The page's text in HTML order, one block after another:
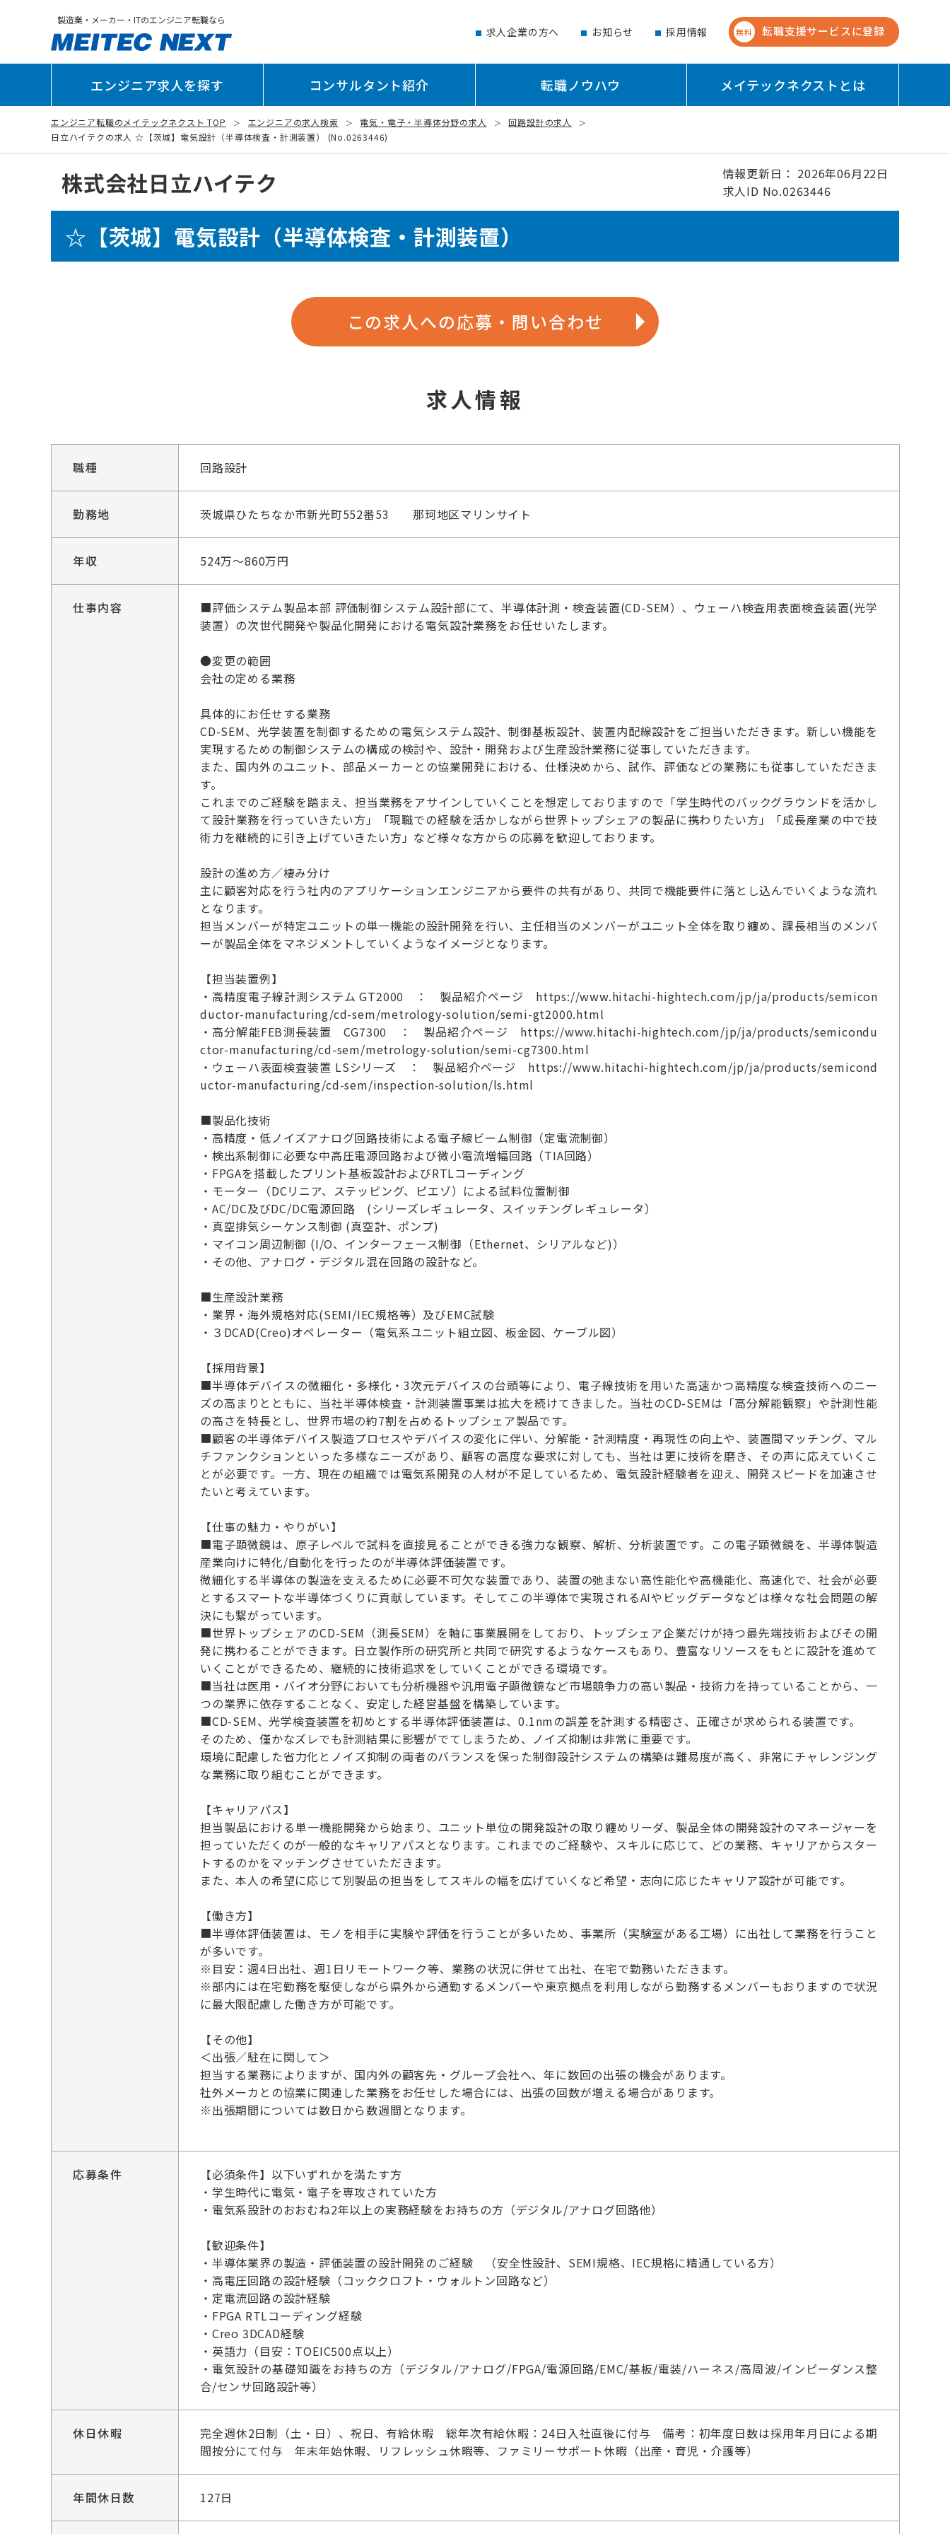
製造業・メーカー・ITのエンジニア転職なら
求人企業の方へ お知らせ 採用情報 無料 転職支援サービスに登録
エンジニア求人を探す コンサルタント紹介 転職ノウハウ メイテックネクストとは
エンジニア転職のメイテックネクスト TOP エンジニアの求人検索 電気・電子・半導体分野の求人
回路設計の求人
日立ハイテクの求人 ☆【茨城】電気設計（半導体検査・計測装置） (No.0263446)
株式会社日立ハイテク
情報更新日： 2026年06月22日
求人ID No.0263446
☆【茨城】電気設計（半導体検査・計測装置）
この求人への応募・問い合わせ
求人情報
職種 回路設計
勤務地 茨城県ひたちなか市新光町552番53 那珂地区マリンサイト
年収 524万～860万円
仕事内容
■評価システム製品本部 評価制御システム設計部にて、半導体計測・検査装置(CD-SEM）、ウェーハ検査用表面検査装置(光学
装置）の次世代開発や製品化開発における電気設計業務をお任せいたします。
●変更の範囲
会社の定める業務
具体的にお任せする業務
CD-SEM、光学装置を制御するための電気システム設計、制御基板設計、装置内配線設計をご担当いただきます。新しい機能を
実現するための制御システムの構成の検討や、設計・開発および生産設計業務に従事していただきます。
また、国内外のユニット、部品メーカーとの協業開発における、仕様決めから、試作、評価などの業務にも従事していただきま
す。
これまでのご経験を踏まえ、担当業務をアサインしていくことを想定しておりますので「学生時代のバックグラウンドを活かし
て設計業務を行っていきたい方」「現職での経験を活かしながら世界トップシェアの製品に携わりたい方」「成長産業の中で技
術力を継続的に引き上げていきたい方」など様々な方からの応募を歓迎しております。
設計の進め方／棲み分け
主に顧客対応を行う社内のアプリケーションエンジニアから要件の共有があり、共同で機能要件に落とし込んでいくような流れ
となります。
担当メンバーが特定ユニットの単一機能の設計開発を行い、主任相当のメンバーがユニット全体を取り纏め、課長相当のメンバ
ーが製品全体をマネジメントしていくようなイメージとなります。
【担当装置例】
・高精度電子線計測システム GT2000 ： 製品紹介ページ https://www.hitachi-hightech.com/jp/ja/products/semicon
ductor-manufacturing/cd-sem/metrology-solution/semi-gt2000.html
・高分解能FEB測長装置 CG7300 ： 製品紹介ページ https://www.hitachi-hightech.com/jp/ja/products/semicondu
ctor-manufacturing/cd-sem/metrology-solution/semi-cg7300.html
・ウェーハ表面検査装置 LSシリーズ ： 製品紹介ページ https://www.hitachi-hightech.com/jp/ja/products/semicond
uctor-manufacturing/cd-sem/inspection-solution/ls.html
■製品化技術
・高精度・低ノイズアナログ回路技術による電子線ビーム制御（定電流制御）
・検出系制御に必要な中高圧電源回路および微小電流増幅回路（TIA回路）
・FPGAを搭載したプリント基板設計およびRTLコーディング
・モーター（DCリニア、ステッピング、ピエゾ）による試料位置制御
・AC/DC及びDC/DC電源回路 (シリーズレギュレータ、スイッチングレギュレータ）
・真空排気シーケンス制御 (真空計、ポンプ)
・マイコン周辺制御 (I/O、インターフェース制御（Ethernet、シリアルなど)）
・その他、アナログ・デジタル混在回路の設計など。
■生産設計業務
・業界・海外規格対応(SEMI/IEC規格等）及びEMC試験
・３DCAD(Creo)オペレーター（電気系ユニット組立図、板金図、ケーブル図）
【採用背景】
■半導体デバイスの微細化・多様化・3次元デバイスの台頭等により、電子線技術を用いた高速かつ高精度な検査技術へのニー
ズの高まりとともに、当社半導体検査・計測装置事業は拡大を続けてきました。当社のCD-SEMは「高分解能観察」や計測性能
の高さを特長とし、世界市場の約7割を占めるトップシェア製品です。
■顧客の半導体デバイス製造プロセスやデバイスの変化に伴い、分解能・計測精度・再現性の向上や、装置間マッチング、マル
チファンクションといった多様なニーズがあり、顧客の高度な要求に対しても、当社は更に技術を磨き、その声に応えていくこ
とが必要です。一方、現在の組織では電気系開発の人材が不足しているため、電気設計経験者を迎え、開発スピードを加速させ
たいと考えています。
【仕事の魅力・やりがい】
■電子顕微鏡は、原子レベルで試料を直接見ることができる強力な観察、解析、分析装置です。この電子顕微鏡を、半導体製造
産業向けに特化/自動化を行ったのが半導体評価装置です。
微細化する半導体の製造を支えるために必要不可欠な装置であり、装置の弛まない高性能化や高機能化、高速化で、社会が必要
とするスマートな半導体づくりに貢献しています。そしてこの半導体で実現されるAIやビッグデータなどは様々な社会問題の解
決にも繋がっています。
■世界トップシェアのCD-SEM（測長SEM）を軸に事業展開をしており、トップシェア企業だけが持つ最先端技術およびその開
発に携わることができます。日立製作所の研究所と共同で研究するようなケースもあり、豊富なリソースをもとに設計を進めて
いくことができるため、継続的に技術追求をしていくことができる環境です。
■当社は医用・バイオ分野においても分析機器や汎用電子顕微鏡など市場競争力の高い製品・技術力を持っていることから、一
つの業界に依存することなく、安定した経営基盤を構築しています。
■CD-SEM、光学検査装置を初めとする半導体評価装置は、0.1nmの誤差を計測する精密さ、正確さが求められる装置です。
そのため、僅かなズレでも計測結果に影響がでてしまうため、ノイズ抑制は非常に重要です。
環境に配慮した省力化とノイズ抑制の両者のバランスを保った制御設計システムの構築は難易度が高く、非常にチャレンジング
な業務に取り組むことができます。
【キャリアパス】
担当製品における単一機能開発から始まり、ユニット単位の開発設計の取り纏めリーダ、製品全体の開発設計のマネージャーを
担っていただくのが一般的なキャリアパスとなります。これまでのご経験や、スキルに応じて、どの業務、キャリアからスター
トするのかをマッチングさせていただきます。
また、本人の希望に応じて別製品の担当をしてスキルの幅を広げていくなど希望・志向に応じたキャリア設計が可能です。
【働き方】
■半導体評価装置は、モノを相手に実験や評価を行うことが多いため、事業所（実験室がある工場）に出社して業務を行うこと
が多いです。
※目安：週4日出社、週1日リモートワーク等、業務の状況に併せて出社、在宅で勤務いただきます。
※部内には在宅勤務を駆使しながら県外から通勤するメンバーや東京拠点を利用しながら勤務するメンバーもおりますので状況
に最大限配慮した働き方が可能です。
【その他】
＜出張／駐在に関して＞
担当する業務によりますが、国内外の顧客先・グループ会社へ、年に数回の出張の機会があります。
社外メーカとの協業に関連した業務をお任せした場合には、出張の回数が増える場合があります。
※出張期間については数日から数週間となります。
応募条件
【必須条件】以下いずれかを満たす方
・学生時代に電気・電子を専攻されていた方
・電気系設計のおおむね2年以上の実務経験をお持ちの方（デジタル/アナログ回路他）
【歓迎条件】
・半導体業界の製造・評価装置の設計開発のご経験 （安全性設計、SEMI規格、IEC規格に精通している方）
・高電圧回路の設計経験（コッククロフト・ウォルトン回路など）
・定電流回路の設計経験
・FPGA RTLコーディング経験
・Creo 3DCAD経験
・英語力（目安：TOEIC500点以上）
・電気設計の基礎知識をお持ちの方（デジタル/アナログ/FPGA/電源回路/EMC/基板/電装/ハーネス/高周波/インピーダンス整
合/センサ回路設計等）
休日休暇
完全週休2日制（土・日）、祝日、有給休暇 総年次有給休暇：24日入社直後に付与 備考：初年度日数は採用年月日による期
間按分にて付与 年末年始休暇、リフレッシュ休暇等、ファミリーサポート休暇（出産・育児・介護等）
年間休日数 127日